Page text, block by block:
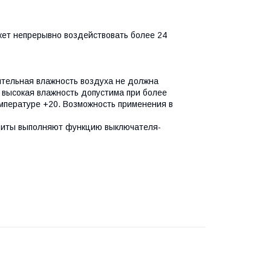
непрерывно воздействовать более 24
влажность воздуха не должна
влажность допустима при более
+20. Возможность применения в
выполняют функцию выключателя-